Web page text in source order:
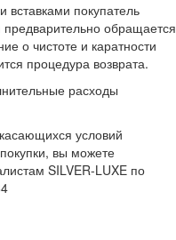
вставками покупатель
обращается
о чистоте и каратности
процедура возврата.
расходы
условий
вы можете
SILVER-LUXE по